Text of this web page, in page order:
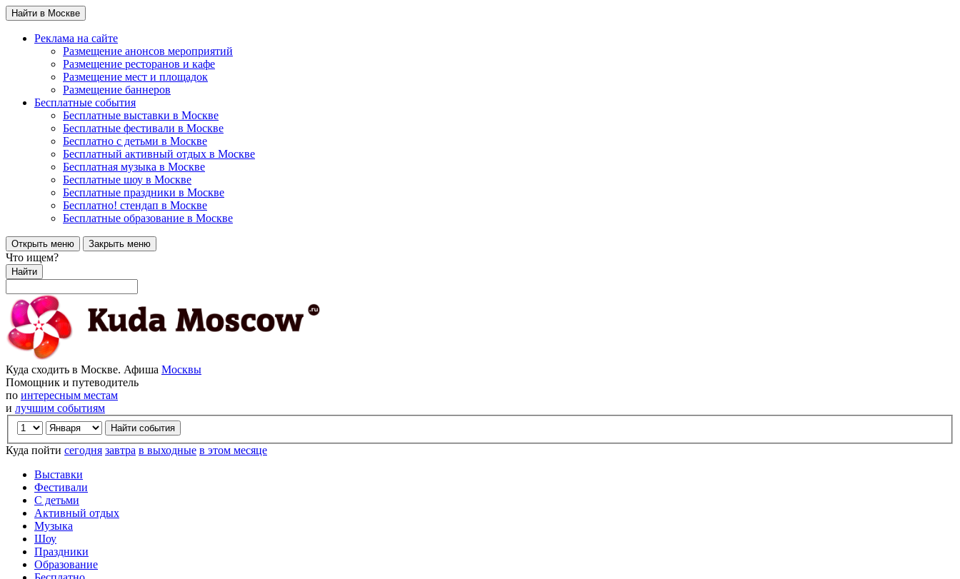
Найти в Москве
Реклама на сайте
Размещение анонсов мероприятий
Размещение ресторанов и кафе
Размещение мест и площадок
Размещение баннеров
Бесплатные события
Бесплатные выставки в Москве
Бесплатные фестивали в Москве
Бесплатно с детьми в Москве
Бесплатный активный отдых в Москве
Бесплатная музыка в Москве
Бесплатные шоу в Москве
Бесплатные праздники в Москве
Бесплатно! стендап в Москве
Бесплатные образование в Москве
Открыть меню Закрыть меню
Что ищем?
Найти
Куда сходить в Москве. Афиша Москвы
Помощник и путеводитель
по интересным местам
и лучшим событиям
Куда пойти сегодня завтра в выходные в этом месяце
Выставки
Фестивали
С детьми
Активный отдых
Музыка
Шоу
Праздники
Образование